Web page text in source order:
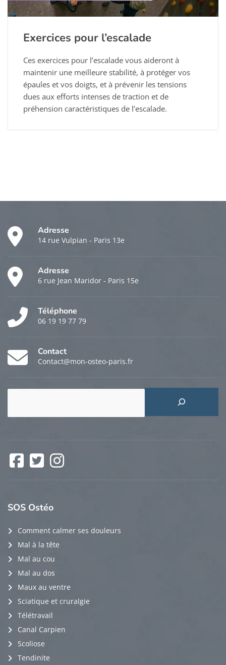
Exercices pour l’escalade
Ces exercices pour l’escalade vous aideront à
maintenir une meilleure stabilité, à protéger vos
épaules et vos doigts, et à prévenir les tensions
dues aux efforts intenses de traction et de
préhension caractéristiques de l’escalade.
Adresse
14 rue Vulpian - Paris 13e
Adresse
6 rue Jean Maridor - Paris 15e
Téléphone
06 19 19 77 79
Contact
Contact@mon-osteo-paris.fr
Facebook
SOS Ostéo
Comment calmer ses douleurs
Mal à la tête
Mal au cou
Mal au dos
Maux au ventre
Sciatique et cruralgie
Télétravail
Canal Carpien
Scoliose
Tendinite